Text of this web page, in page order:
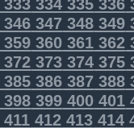
346 347 348 349
359 360 361 362
372 373 374 375
385 386 387 388
398 399 400 401
411 412 413 414